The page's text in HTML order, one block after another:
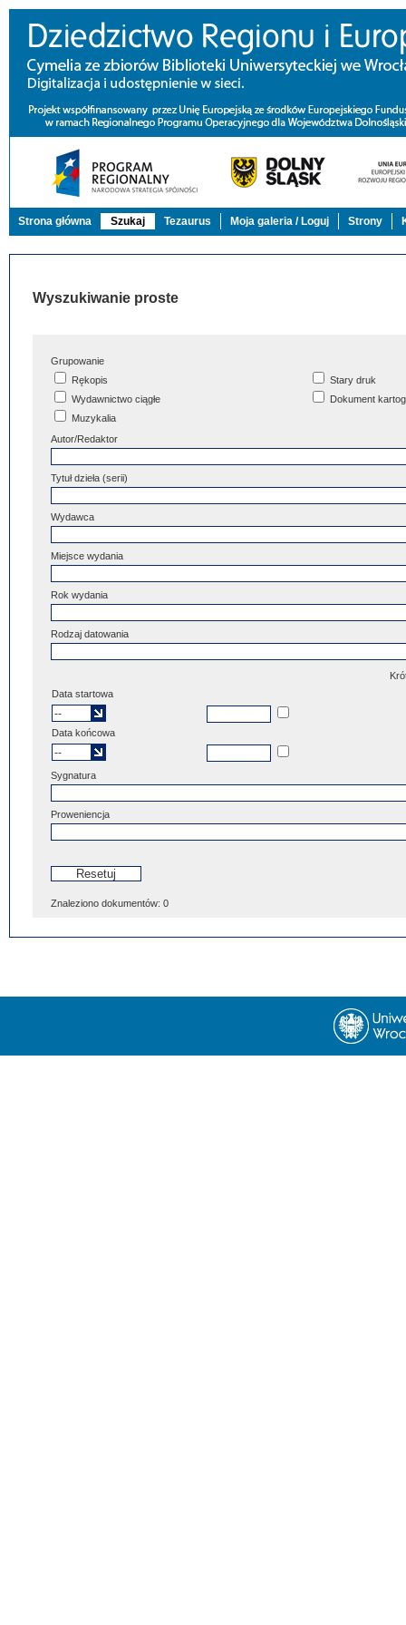
Strona główna Szukaj Tezaurus Moja galeria / Loguj Strony
Wyszukiwanie proste
Grupowanie
Rękopis
Stary druk
Wydawnictwo ciągłe
Dokument
Muzykalia
Autor/Redaktor
Tytuł dzieła (serii)
Wydawca
Miejsce wydania
Rok wydania
Rodzaj datowania
Data startowa
Data końcowa
Sygnatura
Proweniencja
Znaleziono dokumentów: 0